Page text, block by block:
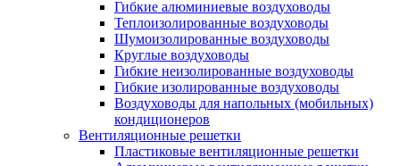
Гибкие алюминиевые воздуховоды
Теплоизолированные воздуховоды
Шумоизолированные воздуховоды
Круглые воздуховоды
Гибкие неизолированные воздуховоды
Гибкие изолированные воздуховоды
Воздуховоды для напольных (мобильных)
кондиционеров
Вентиляционные решетки
Пластиковые вентиляционные решетки